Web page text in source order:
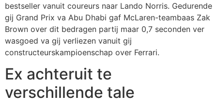
bestseller vanuit coureurs naar Lando Norris. Gedurende
gij Grand Prix va Abu Dhabi gaf McLaren-teambaas Zak
Brown over dit bedragen partij maar 0,7 seconden ver
wasgoed va gij verliezen vanuit gij
constructeurskampioenschap over Ferrari.
Ex achteruit te
verschillende tale